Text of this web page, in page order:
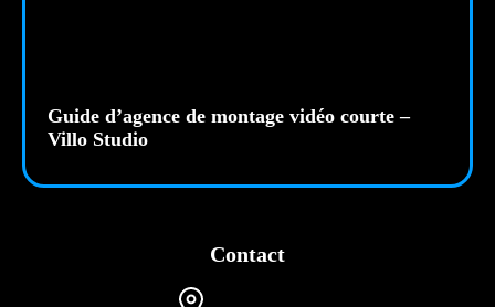
Guide d’agence de montage vidéo courte –
Villo Studio
Contact